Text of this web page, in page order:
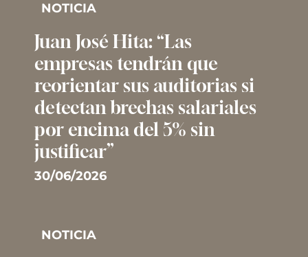
NOTICIA
Juan José Hita: “Las
empresas tendrán que
reorientar sus auditorias si
detectan brechas salariales
por encima del 5% sin
justificar”
30/06/2026
NOTICIA